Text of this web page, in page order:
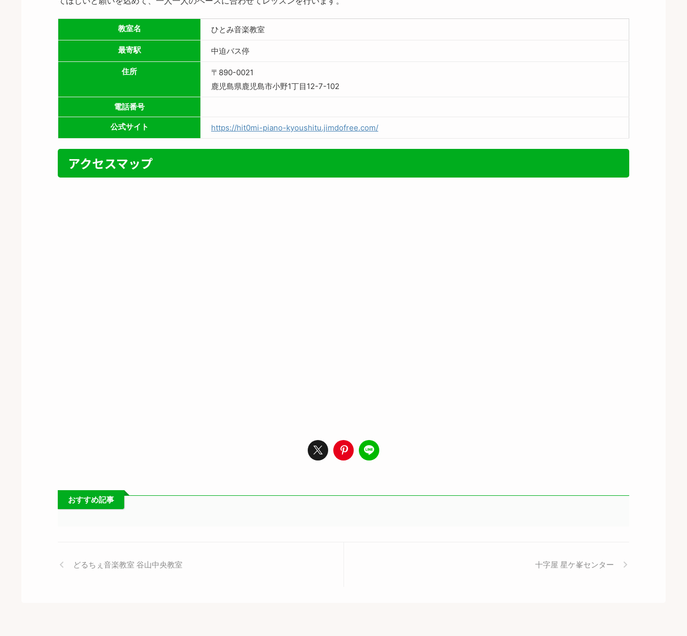
教室名 ひとみ音楽教室
最寄駅 中迫バス停
住所
〒890-0021
鹿児島県鹿児島市小野1丁目12-7-102
電話番号
公式サイト https://hit0mi-piano-kyoushitu.jimdofree.com/
アクセスマップ
おすすめ記事
どるちぇ音楽教室 谷山中央教室 十字屋 星ケ峯センター